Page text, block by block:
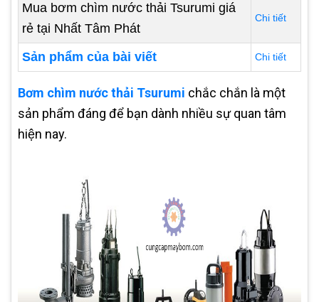
Mua bơm chìm nước thải Tsurumi giá
rẻ tại Nhất Tâm Phát
Chi tiết
Sản phẩm của bài viết Chi tiết
Bơm chìm nước thải Tsurumi chắc chắn là một
sản phẩm đáng để bạn dành nhiều sự quan tâm
hiện nay.